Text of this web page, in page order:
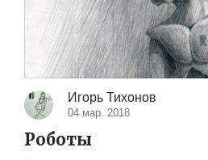
Игорь Тихонов
04 мар. 2018
Роботы